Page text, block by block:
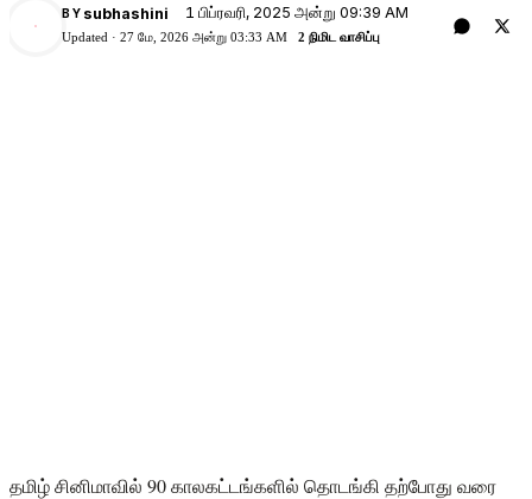
BY subhashini 1 பிப்ரவரி, 2025 அன்று 09:39 AM
Updated · 27 மே, 2026 அன்று 03:33 AM 2 நிமிட வாசிப்பு
தமிழ் சினிமாவில் 90 காலகட்டங்களில் தொடங்கி தற்போது வரை